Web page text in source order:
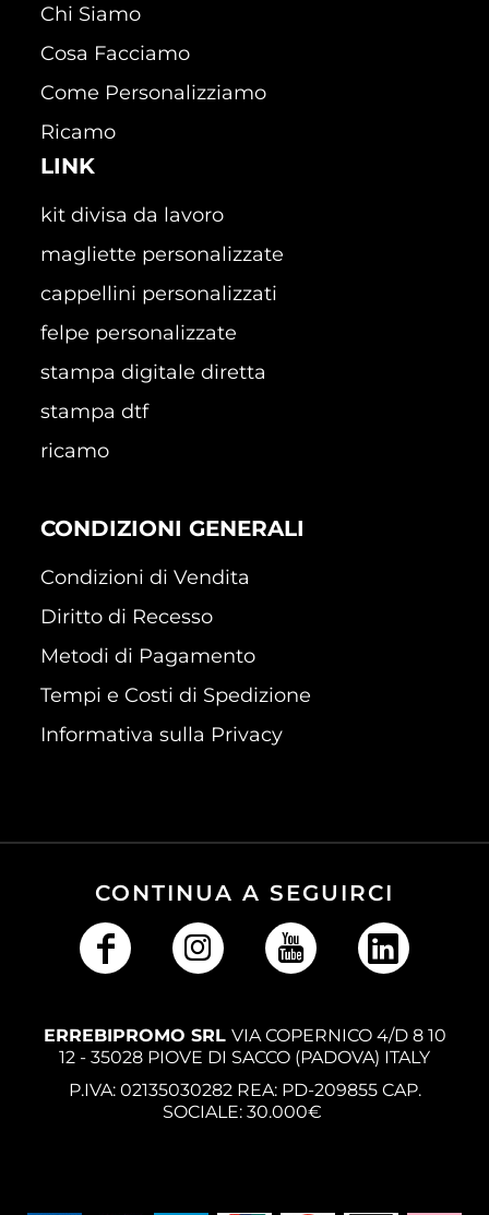
Chi Siamo
Cosa Facciamo
Come Personalizziamo
Ricamo
LINK
kit divisa da lavoro
magliette personalizzate
cappellini personalizzati
felpe personalizzate
stampa digitale diretta
stampa dtf
ricamo
CONDIZIONI GENERALI
Condizioni di Vendita
Diritto di Recesso
Metodi di Pagamento
Tempi e Costi di Spedizione
Informativa sulla Privacy
CONTINUA A SEGUIRCI
ERREBIPROMO SRL VIA COPERNICO 4/D 8 10
12 - 35028 PIOVE DI SACCO (PADOVA) ITALY
P.IVA: 02135030282 REA: PD-209855 CAP.
SOCIALE: 30.000€